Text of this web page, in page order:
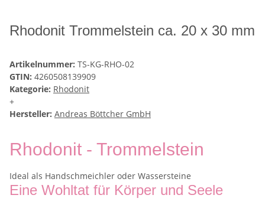
Rhodonit Trommelstein ca. 20 x 30 mm
Artikelnummer: TS-KG-RHO-02
GTIN: 4260508139909
Kategorie: Rhodonit
+
Hersteller: Andreas Böttcher GmbH
Rhodonit - Trommelstein
Ideal als Handschmeichler oder Wassersteine
Eine Wohltat für Körper und Seele